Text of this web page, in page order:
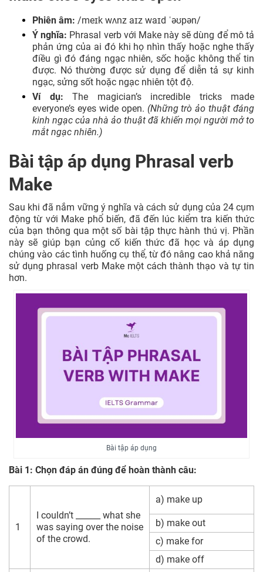
Phiên âm: /meɪk wʌnz aɪz waɪd ˈəʊpən/
Ý nghĩa: Phrasal verb với Make này sẽ dùng để mô tả
phản ứng của ai đó khi họ nhìn thấy hoặc nghe thấy
điều gì đó đáng ngạc nhiên, sốc hoặc không thể tin
được. Nó thường được sử dụng để diễn tả sự kinh
ngạc, sửng sốt hoặc ngạc nhiên tột độ.
Ví dụ: The magician’s incredible tricks made
everyone’s eyes wide open. (Những trò ảo thuật đáng
kinh ngạc của nhà ảo thuật đã khiến mọi người mở to
mắt ngạc nhiên.)
Bài tập áp dụng Phrasal verb
Make
Sau khi đã nắm vững ý nghĩa và cách sử dụng của 24 cụm
động từ với Make phổ biến, đã đến lúc kiểm tra kiến thức
của bạn thông qua một số bài tập thực hành thú vị. Phần
này sẽ giúp bạn củng cố kiến thức đã học và áp dụng
chúng vào các tình huống cụ thể, từ đó nâng cao khả năng
sử dụng phrasal verb Make một cách thành thạo và tự tin
hơn.
Bài tập áp dụng
Bài 1: Chọn đáp án đúng để hoàn thành câu:
1
I couldn’t ______ what she
was saying over the noise
of the crowd.
a) make up
b) make out
c) make for
d) make off